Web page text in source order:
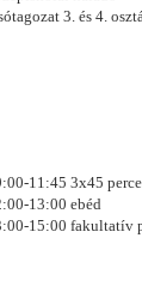
3. és 4.
11:45 3x45
13:00 ebéd
15:00 fakultatív